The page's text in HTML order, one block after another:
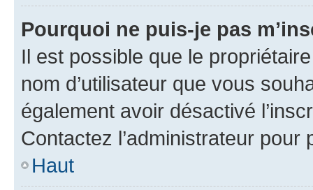
Pourquoi ne puis-je pas
Il est possible que le
nom d’utilisateur que vous
également avoir désactivé
Contactez l’administrateur
Haut